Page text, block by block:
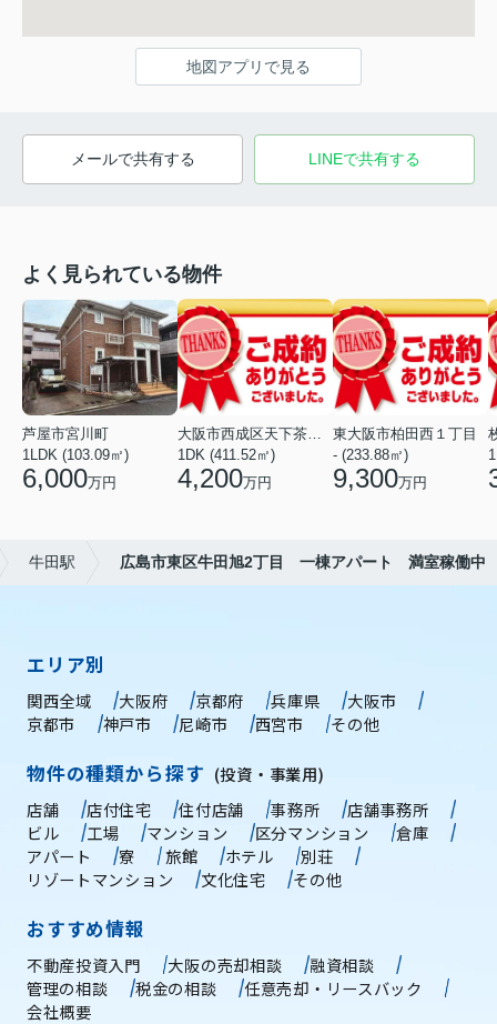
地図アプリで見る
メールで共有する LINEで共有する
よく見られている物件
芦屋市宮川町
1LDK (103.09㎡)
6,000万円
1DK (411.52㎡)
4,200万円
東大阪市柏田西１丁目
- (233.88㎡)
9,300万円
牛田駅 広島市東区牛田旭2丁目 一棟アパート 満室稼働中
エリア別
関西全域 大阪府 京都府 兵庫県
大阪市
京都市
神戸市 尼崎市 西宮市 その他
物件の種類から探す (投資・事業用)
店舗
店付住宅 住付店舗 事務所
店舗事務所
ビル
工場 マンション 区分マンション
倉庫
アパート
寮 旅館 ホテル
別荘
リゾートマンション
文化住宅 その他
おすすめ情報
不動産投資入門 大阪の売却相談
融資相談
管理の相談
税金の相談
任意売却・リースバック
会社概要